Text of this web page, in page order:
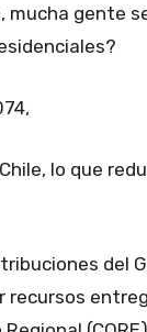
mucha gente
lo que
del